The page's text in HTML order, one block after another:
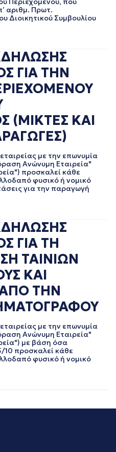
αριθμ. Πρωτ.
Διοικητικού Συμβουλίου
ΓΙΑ ΤΗΝ
(ΜΙΚΤΕΣ ΚΑΙ
με την επωνυμία
Ανώνυμη Εταιρεία"
προσκαλεί κάθε
φυσικό ή νομικό
για την παραγωγή
ΓΙΑ ΤΗ
ΤΑΙΝΙΩΝ
ΚΑΙ
ΤΗΝ
με την επωνυμία
Ανώνυμη Εταιρεία"
με βάση όσα
10 προσκαλεί κάθε
φυσικό ή νομικό